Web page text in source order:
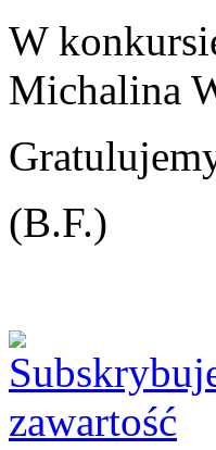
W
Michalina
(B.F.)